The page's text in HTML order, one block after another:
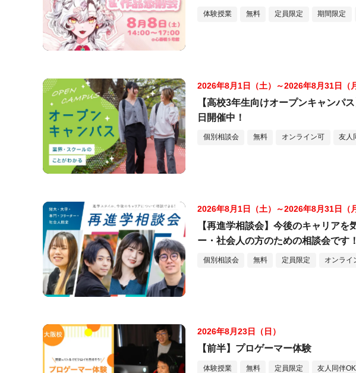
体験授業 無料 定員限定 期間限定
2026年8月1日（土）～2026年8月31日（月
【高校3年生向けオープンキャンパ
日開催中！
個別相談会 無料 オンライン可 友人
2026年8月1日（土）～2026年8月31日（月
【再進学相談会】今後のキャリア
ー・社会人の方のための相談会です！
個別相談会 無料 定員限定 オンライ
2026年8月23日（日）
【前半】プロゲーマー体験
体験授業 無料 定員限定 友人同伴OK